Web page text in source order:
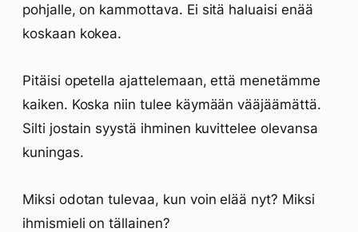
pohjalle, on kammottava. Ei sitä haluaisi enää
koskaan kokea.
Pitäisi opetella ajattelemaan, että menetämme
kaiken. Koska niin tulee käymään vääjäämättä.
Silti jostain syystä ihminen kuvittelee olevansa
kuningas.
Miksi odotan tulevaa, kun voin elää nyt? Miksi
ihmismieli on tällainen?